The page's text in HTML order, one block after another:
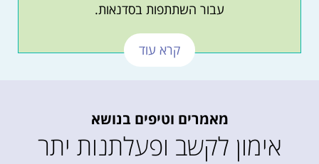
עבור השתתפות בסדנאות.
קרא עוד
מאמרים וטיפים בנושא
אימון לקשב ופעלתנות יתר